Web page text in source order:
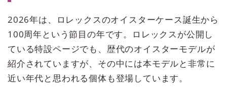
2026年は、ロレックスのオイスターケース誕生から
100周年という節目の年です。ロレックスが公開し
ている特設ページでも、歴代のオイスターモデルが
紹介されていますが、その中には本モデルと非常に
近い年代と思われる個体も登場しています。